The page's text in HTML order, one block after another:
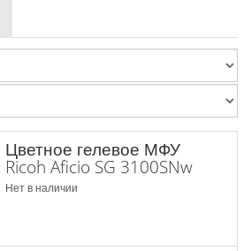
Цветное гелевое МФУ
Ricoh Aficio SG 3100SNw
Нет в наличии